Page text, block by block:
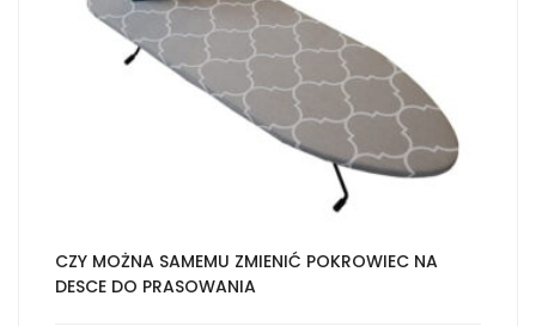
CZY MOŻNA SAMEMU ZMIENIĆ POKROWIEC NA
DESCE DO PRASOWANIA